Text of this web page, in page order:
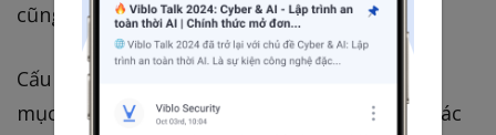
cũng có thể là một giá trị do ta tạo ra.
Cấu hình cho các field nằm trong
mục
fields. Mục fields
sẽ cấu hình cho các